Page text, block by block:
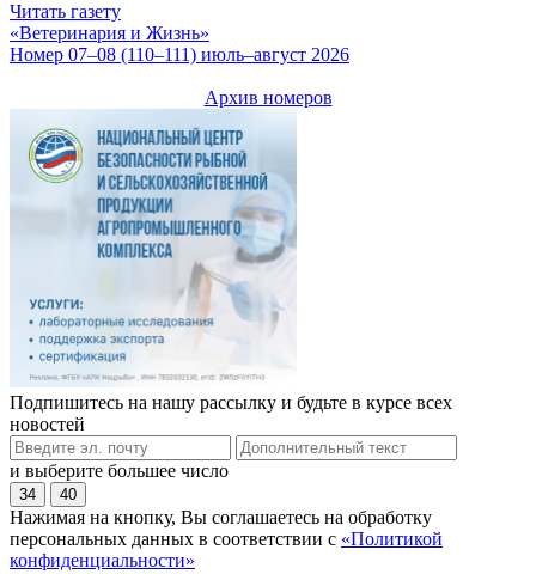
Читать газету
«Ветеринария и Жизнь»
Номер 07–08 (110–111) июль–август 2026
Архив номеров
Подпишитесь на нашу рассылку и будьте в курсе всех
новостей
и выберите большее число
34 40
Нажимая на кнопку, Вы соглашаетесь на обработку
персональных данных в соответствии с «Политикой
конфиденциальности»